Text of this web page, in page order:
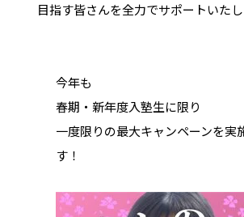
目指す皆さんを全力でサポートいたし
今年も
春期・新年度入塾生に限り
一度限りの最大キャンペーンを実
す！